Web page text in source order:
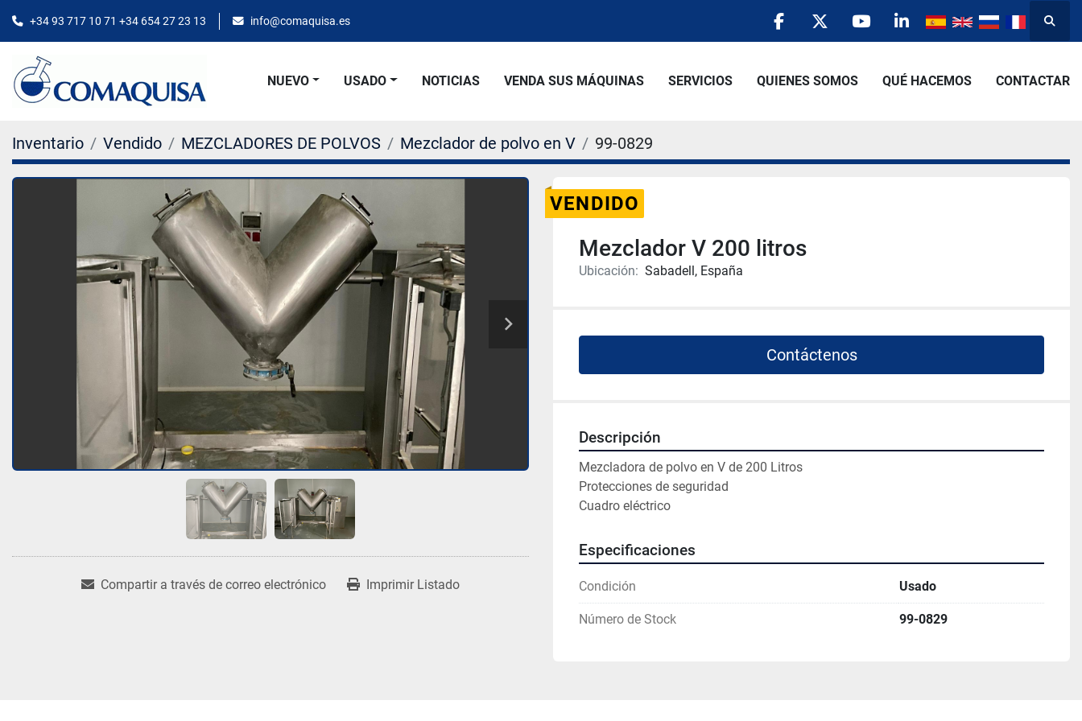
+34 93 717 10 71 +34 654 27 23 13 info@comaquisa.es
facebooktwitteryoutubelinkedin
NUEVO USADO NOTICIAS VENDA SUS MÁQUINAS SERVICIOS QUIENES SOMOS QUÉ HACEMOS CONTACTAR
Inventario Vendido MEZCLADORES DE POLVOS Mezclador de polvo en V 99-0829
Compartir a través de correo electrónico Imprimir Listado
VENDIDO
Mezclador V 200 litros
Ubicación: Sabadell, España
Contáctenos
Descripción
Mezcladora de polvo en V de 200 Litros
Protecciones de seguridad
Cuadro eléctrico
Especificaciones
Condición Usado
Número de Stock 99-0829